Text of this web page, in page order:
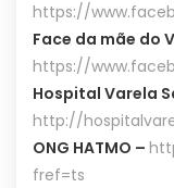
https://
Face da mãe do
https://
Hospital Varela
http://
ONG HATMO –
fref=ts